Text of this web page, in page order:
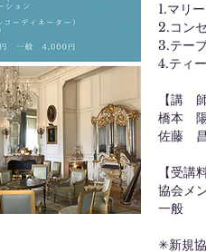
1.マリ
2.コン
3.テー
4.ティ
【
橋
佐藤
【受
協会メ
一般
✳︎新規